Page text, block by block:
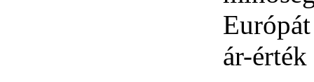
ár-érték